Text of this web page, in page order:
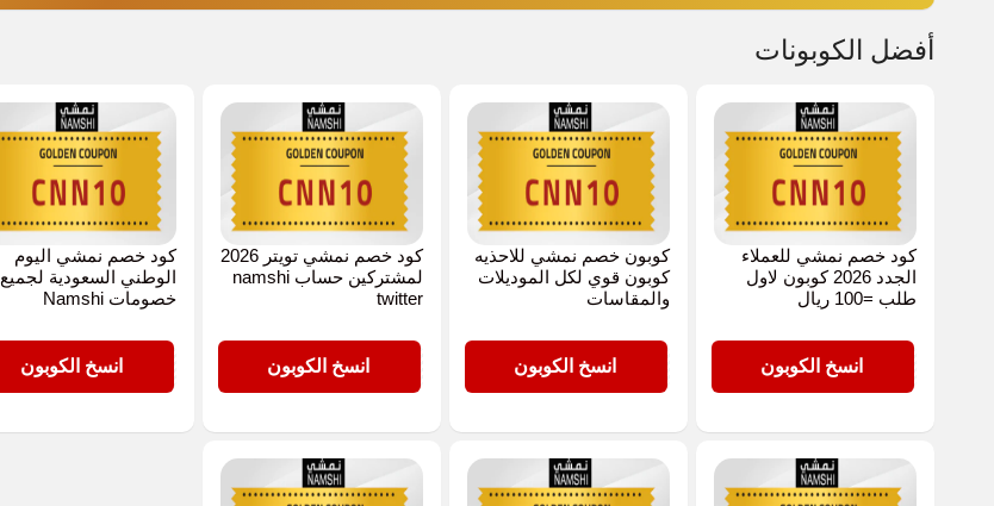
أفضل الكوبونات
كود خصم نمشي للعملاء
الجدد 2026 كوبون لاول
طلب =100 ريال
CNN10انسخ الكوبون
كوبون خصم نمشي للاحذيه
كوبون قوي لكل الموديلات
والمقاسات
CNN10انسخ الكوبون
كود خصم نمشي تويتر 2026
لمشتركين حساب namshi
twitter
CNN10انسخ الكوبون
كود خصم نمشي اليوم
الوطني السعودية لجميع
خصومات Namshi
CNN10انسخ الكوبون